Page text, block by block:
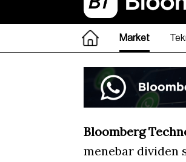
Market
Bloomberg
menebar dividen